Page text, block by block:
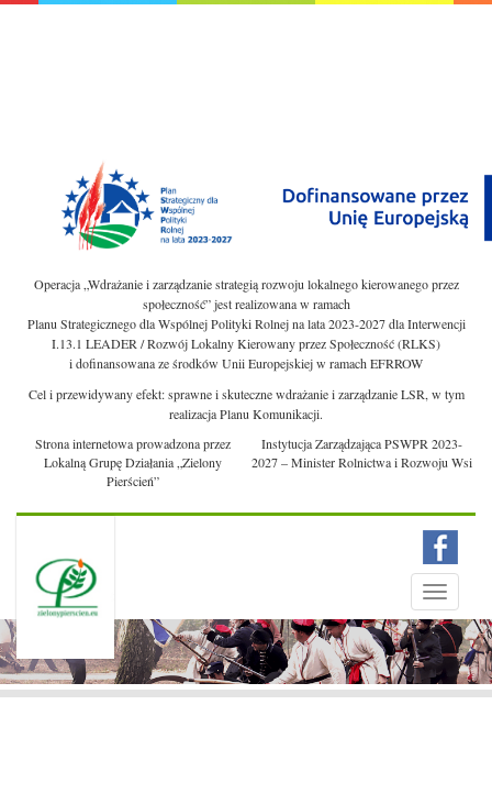
Operacja „Wdrażanie i zarządzanie strategią rozwoju lokalnego kierowanego przez
społeczność” jest realizowana w ramach
Planu Strategicznego dla Wspólnej Polityki Rolnej na lata 2023-2027 dla Interwencji
I.13.1 LEADER / Rozwój Lokalny Kierowany przez Społeczność (RLKS)
i dofinansowana ze środków Unii Europejskiej w ramach EFRROW
Cel i przewidywany efekt: sprawne i skuteczne wdrażanie i zarządzanie LSR, w tym
realizacja Planu Komunikacji.
Strona internetowa prowadzona przez
Lokalną Grupę Działania „Zielony
Pierścień”
Instytucja Zarządzająca PSWPR 2023-
2027 – Minister Rolnictwa i Rozwoju Wsi
Toggle
Menu